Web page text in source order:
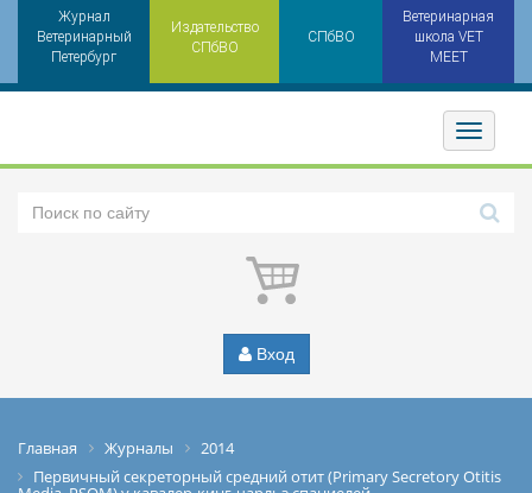
Журнал
Ветеринарный
Петербург
Издательство
СПбВО
СПбВО
Ветеринарная
школа VET
MEET
Toggler
Вход
Главная Журналы
2014
Первичный секреторный средний отит (Primary Secretory Otitis